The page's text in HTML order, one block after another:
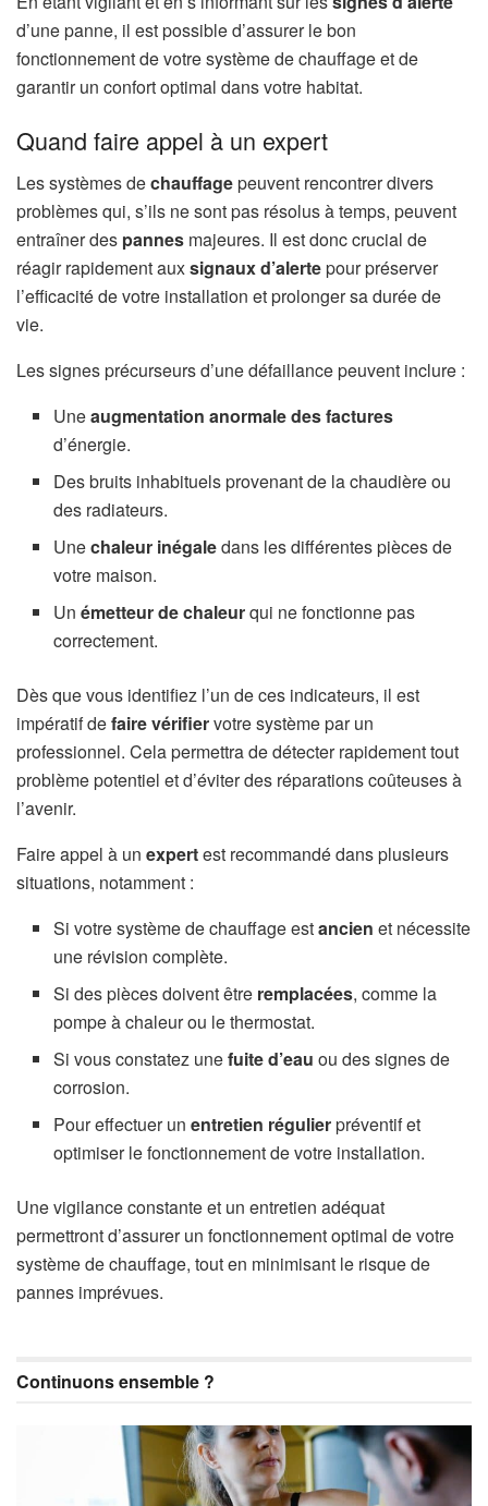
d’une panne, il est possible d’assurer le bon
fonctionnement de votre système de chauffage et de
garantir un confort optimal dans votre habitat.
Quand faire appel à un expert
Les systèmes dechauffagepeuvent rencontrer divers
problèmes qui, s’ils ne sont pas résolus à temps, peuvent
entraîner des pannes majeures. Il est donc crucial de
réagir rapidement auxsignaux d’alertepour préserver
l’efficacité de votre installation et prolonger sa durée de
vie.
Les signes précurseurs d’une défaillance peuvent inclure :
Uneaugmentation anormale des factures
d’énergie.
Des bruits inhabituels provenant de la chaudière ou
des radiateurs.
Unechaleur inégaledans les différentes pièces de
votre maison.
Unémetteur de chaleurqui ne fonctionne pas
correctement.
Dès que vous identifiez l’un de ces indicateurs, il est
impératif defaire vérifiervotre système par un
professionnel. Cela permettra de détecter rapidement tout
problème potentiel et d’éviter des réparations coûteuses à
l’avenir.
Faire appel à un expertest recommandé dans plusieurs
situations, notamment :
Si votre système de chauffage estancien et nécessite
une révision complète.
Si des pièces doivent être remplacées, comme la
pompe à chaleur ou le thermostat.
Si vous constatez unefuite d’eau ou des signes de
corrosion.
Pour effectuer unentretien régulierpréventif et
optimiser le fonctionnement de votre installation.
Une vigilance constante et un entretien adéquat
permettront d’assurer un fonctionnement optimal de votre
système de chauffage, tout en minimisant le risque de
pannes imprévues.
Continuons ensemble ?